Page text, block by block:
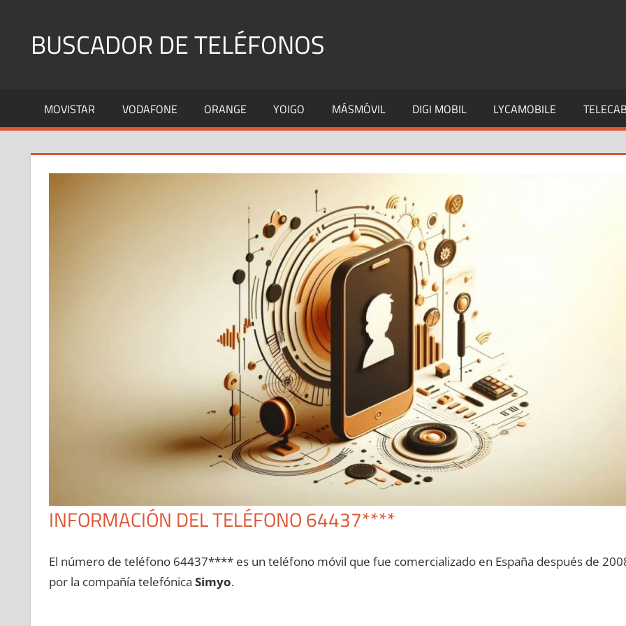
contenidoBUSCADOR DE TELÉFONOS
Fijos
y
MOVISTAR VODAFONE ORANGE YOIGO MÁSMÓVIL DIGI MOBIL LYCAMOBILE
INFORMACIÓN DEL TELÉFONO 64437****
El número dе teléfono 64437**** es un teléfono móvil quе fue comercializado en España después dе
pοr la compañía telefónica Simyo.